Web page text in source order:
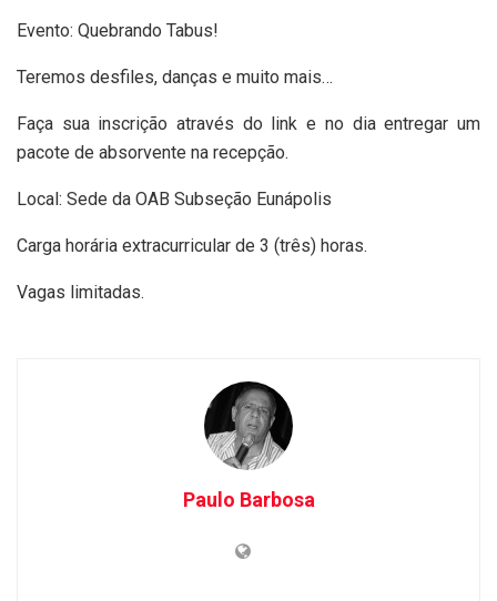
Evento: Quebrando Tabus!
Teremos desfiles, danças e muito mais…
Faça sua inscrição através do link e no dia entregar um
pacote de absorvente na recepção.
Local: Sede da OAB Subseção Eunápolis
Carga horária extracurricular de 3 (três) horas.
Vagas limitadas.
Paulo Barbosa